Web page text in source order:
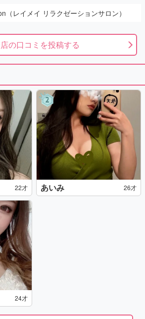
（レイメイ リラクゼーションサロン）
の口コミを投稿する
22才 あいみ 26才
24才